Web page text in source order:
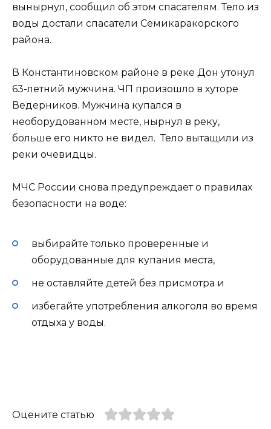
вынырнул, сообщил об этом спасателям. Тело из
воды достали спасатели Семикаракорского
района.
В Константиновском районе в реке Дон утонул
63-летний мужчина. ЧП произошло в хуторе
Ведерников. Мужчина купался в
необорудованном месте, нырнул в реку,
больше его никто не видел. Тело вытащили из
реки очевидцы.
МЧС России снова предупреждает о правилах
безопасности на воде:
выбирайте только проверенные и
оборудованные для купания места,
не оставляйте детей без присмотра и
избегайте употребления алкоголя во время
отдыха у воды.
Оцените статью